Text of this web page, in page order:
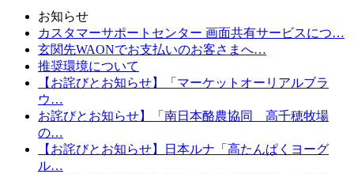
お知らせ
カスタマーサポートセンター 画面共有サービスにつ…
玄関先WAONでお支払いのお客さまへ…
推奨環境について
【お詫びとお知らせ】「マーケットオーリアルブラ
ウ…
お詫びとお知らせ】「南日本酪農協同 高千穂牧場
の…
【お詫びとお知らせ】日本ルナ「高たんぱくヨーグ
ル…